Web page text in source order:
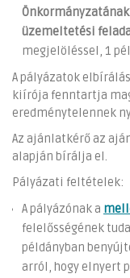
üzemeltetési
megjelöléssel, 1
A pályázatok
kiírója fenntartja
eredménytelennek
Az ajánlatkérő az
alapján bírálja el.
Pályázati feltételek:
A pályázónak a
felelősségének
példányban
arról, hogy elnyert